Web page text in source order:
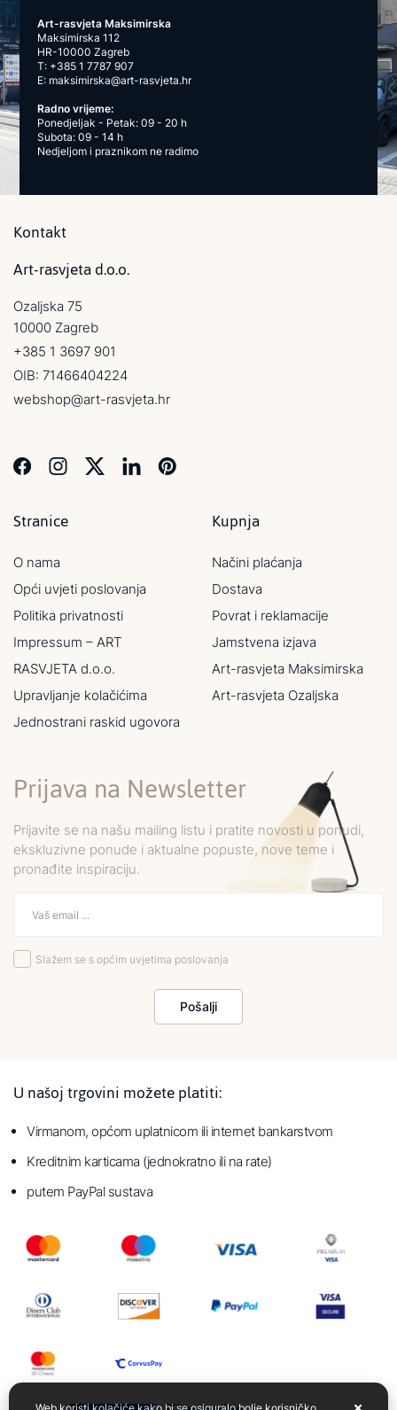
Art-rasvjeta Maksimirska
Maksimirska 112
HR-10000 Zagreb
T: +385 1 7787 907
E: maksimirska@art-rasvjeta.hr
Radno vrijeme:
Ponedjeljak - Petak: 09 - 20 h
Subota: 09 - 14 h
Nedjeljom i praznikom ne radimo
Kontakt
Art-rasvjeta d.o.o.
Ozaljska 75
10000 Zagreb
+385 1 3697 901
OIB: 71466404224
webshop@art-rasvjeta.hr
Stranice
O nama
Opći uvjeti poslovanja
Politika privatnosti
Impressum – ART
RASVJETA d.o.o.
Upravljanje kolačićima
Jednostrani raskid ugovora
Kupnja
Načini plaćanja
Dostava
Povrat i reklamacije
Jamstvena izjava
Art-rasvjeta Maksimirska
Art-rasvjeta Ozaljska
Prijava na Newsletter
Prijavite se na našu mailing listu i pratite novosti u ponudi,
ekskluzivne ponude i aktualne popuste, nove teme i
pronađite inspiraciju.
Slažem se s općim uvjetima poslovanja
Pošalji
U našoj trgovini možete platiti:
Virmanom, općom uplatnicom ili internet bankarstvom
Kreditnim karticama (jednokratno ili na rate)
putem PayPal sustava